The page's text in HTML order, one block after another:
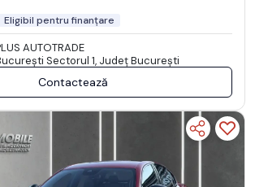
Eligibil pentru finanțare
AUTOTRADE
Sectorul 1, Județ București
Contactează